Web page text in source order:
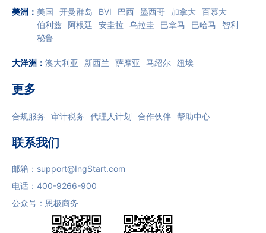
美洲 ： 美国 开曼群岛 BVI 巴西 墨西哥 加拿大
百慕大
伯利兹 阿根廷 安圭拉 乌拉圭 巴拿马 巴哈马
智利
秘鲁
大洋洲 ： 澳大利亚 新西兰 萨摩亚 马绍尔 纽埃
更多
合规服务 审计税务 代理人计划 合作伙伴 帮助中心
联系我们
邮箱： support@IngStart.com
电话： 400-9266-900
公众号：恩极商务